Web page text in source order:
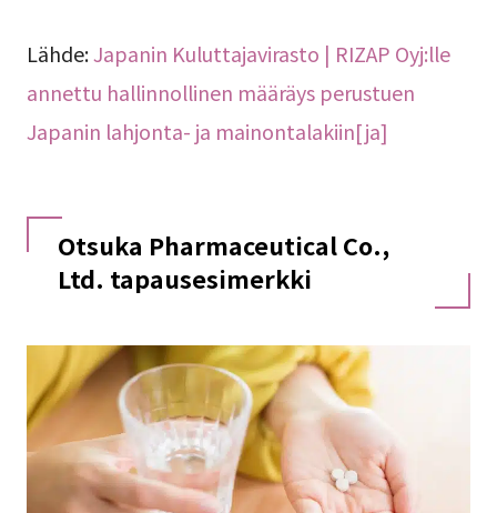
Lähde:Japanin Kuluttajavirasto | RIZAP Oyj:lle
annettu hallinnollinen määräys perustuen
Japanin lahjonta- ja mainontalakiin[ja]
Otsuka Pharmaceutical Co.,
Ltd. tapausesimerkki